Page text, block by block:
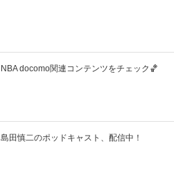
NBA docomo関連コンテンツをチェック🏀
島田慎二のポッドキャスト、配信中！